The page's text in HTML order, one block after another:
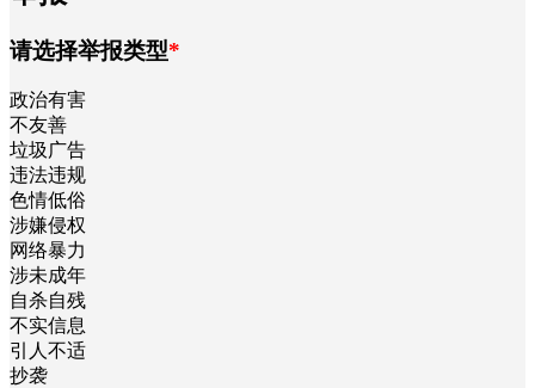
请选择举报类型*
政治有害
不友善
垃圾广告
违法违规
色情低俗
涉嫌侵权
网络暴力
涉未成年
自杀自残
不实信息
引人不适
抄袭